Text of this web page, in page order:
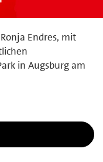
Endres, mit
in Augsburg am